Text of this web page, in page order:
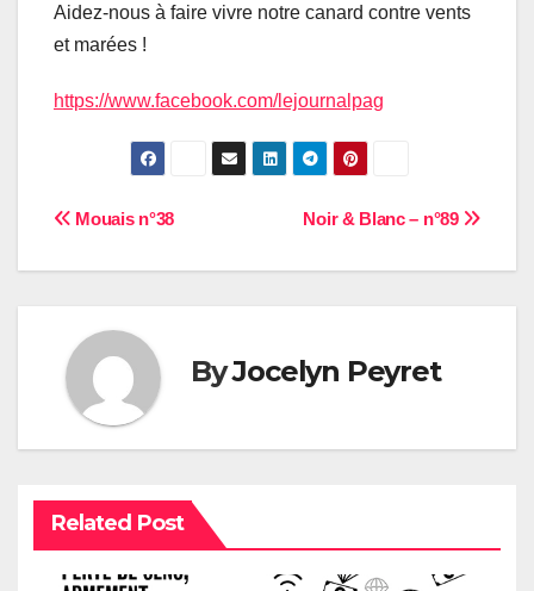
Aidez-nous à faire vivre notre canard contre vents
et marées !
https://www.facebook.com/lejournalpag
Navigation
de
l’article
Noir & Blanc – n°89
Mouais n°38
ByJocelyn Peyret
Related Post